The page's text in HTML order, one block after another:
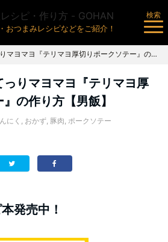
おつまみレシピなどをご紹介！
検索
【簡単レシピ】てっりマヨマヨ『テリマヨ厚切りポークソテー』の作り方【男飯】
っりマヨマヨ『テリマヨ厚
の作り方【男飯】
にく , おかず, 豚肉, ポークソテー
発売中！